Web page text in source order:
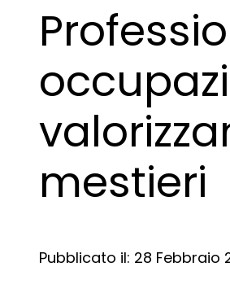
mestieri
Data e ora:
Pubblicato il: 28 Febbraio